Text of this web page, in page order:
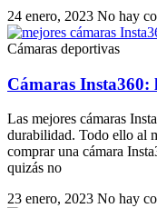
24 enero, 2023 No hay
Cámaras deportivas
Cámaras Insta360:
Las mejores cámaras
durabilidad. Todo ello al
comprar una cámara
quizás no
23 enero, 2023 No hay